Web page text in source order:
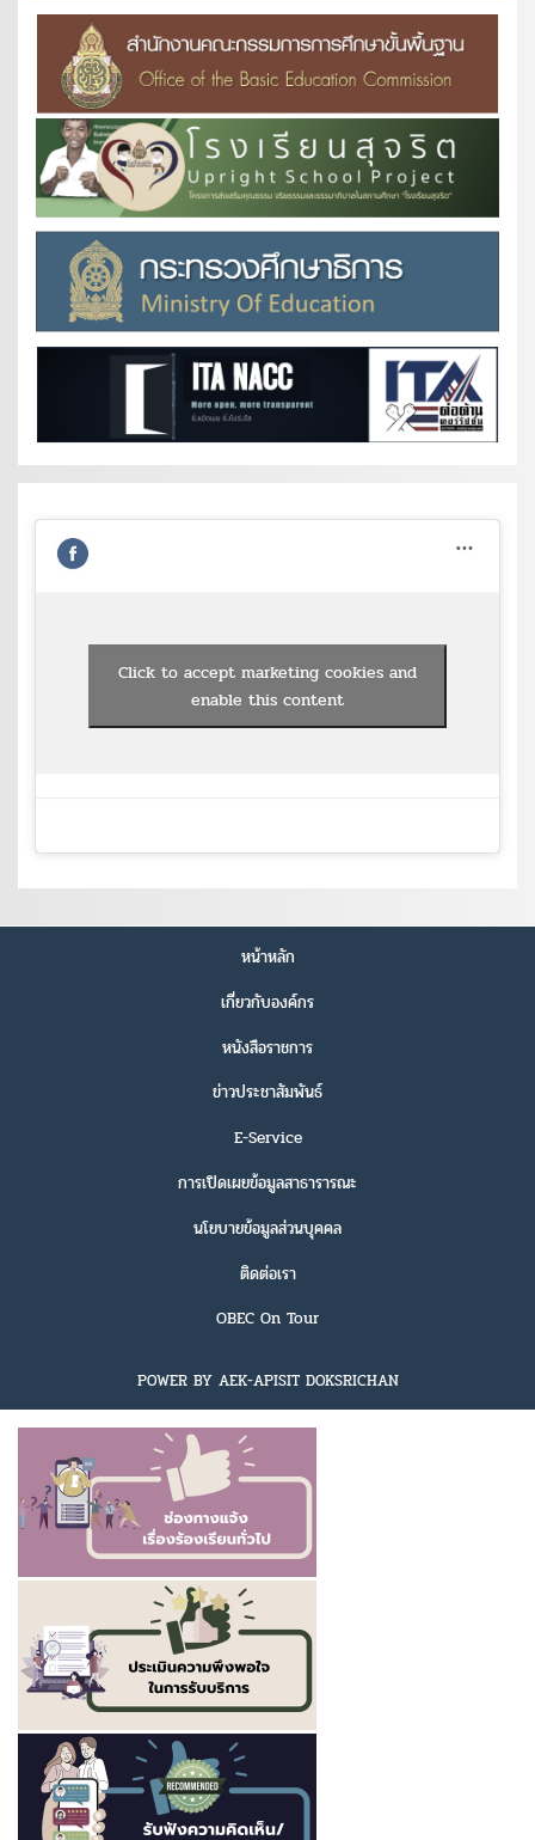
Click to accept marketing cookies and
enable this content
หน้าหลัก
เกี่ยวกับองค์กร
หนังสือราชการ
ข่าวประชาสัมพันธ์
E-Service
การเปิดเผยข้อมูลสาธารารณะ
นโยบายข้อมูลส่วนบุคคล
ติดต่อเรา
OBEC On Tour
POWER BY AEK-APISIT DOKSRICHAN